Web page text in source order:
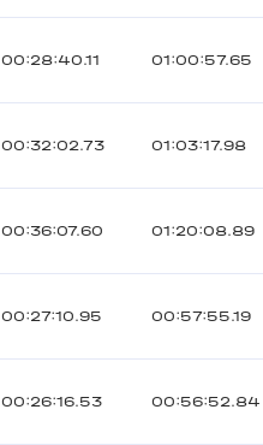
00:28:40.11 01:00:57.65
00:32:02.73 01:03:17.98
00:36:07.60 01:20:08.89
00:27:10.95 00:57:55.19
00:26:16.53 00:56:52.84